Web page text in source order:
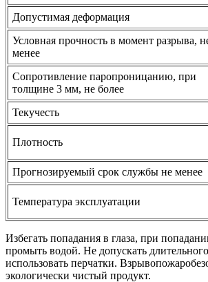
Допустимая деформация
Условная прочность в момент разрыва,
менее
Сопротивление паропроницанию, при
толщине 3 мм, не более
Текучесть
Плотность
Прогнозируемый срок службы не менее
Температура эксплуатации
Избегать попадания в глаза, при
промыть водой. Не допускать
использовать перчатки.
экологически чистый продукт.